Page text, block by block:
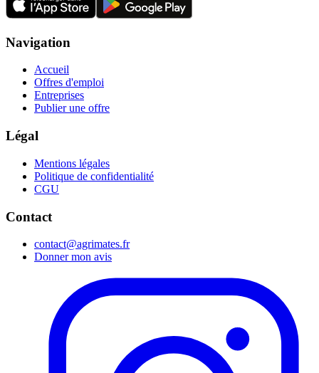
Navigation
Accueil
Offres d'emploi
Entreprises
Publier une offre
Légal
Mentions légales
Politique de confidentialité
CGU
Contact
contact@agrimates.fr
Donner mon avis